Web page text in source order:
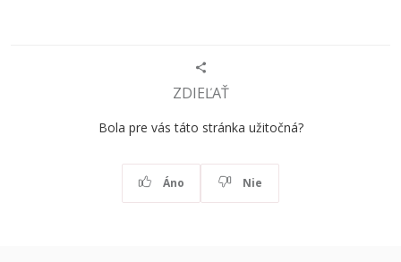
ZDIEĽAŤ
Bola pre vás táto stránka užitočná?
Áno Nie